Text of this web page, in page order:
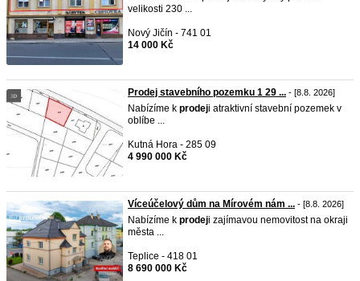
velikosti 230 ...
Nový Jičín - 741 01
14 000 Kč
Prodej stavebního pozemku 1 29 ... - [8.8. 2026]
Nabízíme k prodeji atraktivní stavební pozemek v
oblíbe ...
Kutná Hora - 285 09
4 990 000 Kč
Víceúčelový dům na Mírovém nám ... - [8.8. 2026]
Nabízíme k prodeji zajímavou nemovitost na okraji
města ...
Teplice - 418 01
8 690 000 Kč